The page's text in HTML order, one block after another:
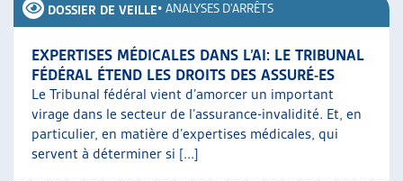
DOSSIER DE VEILLE• ANALYSES D'ARRÊTS
EXPERTISES MÉDICALES DANS L’AI: LE TRIBUNAL
FÉDÉRAL ÉTEND LES DROITS DES ASSURÉ-ES
Le Tribunal fédéral vient d’amorcer un important
virage dans le secteur de l’assurance-invalidité. Et, en
particulier, en matière d’expertises médicales, qui
servent à déterminer si [...]